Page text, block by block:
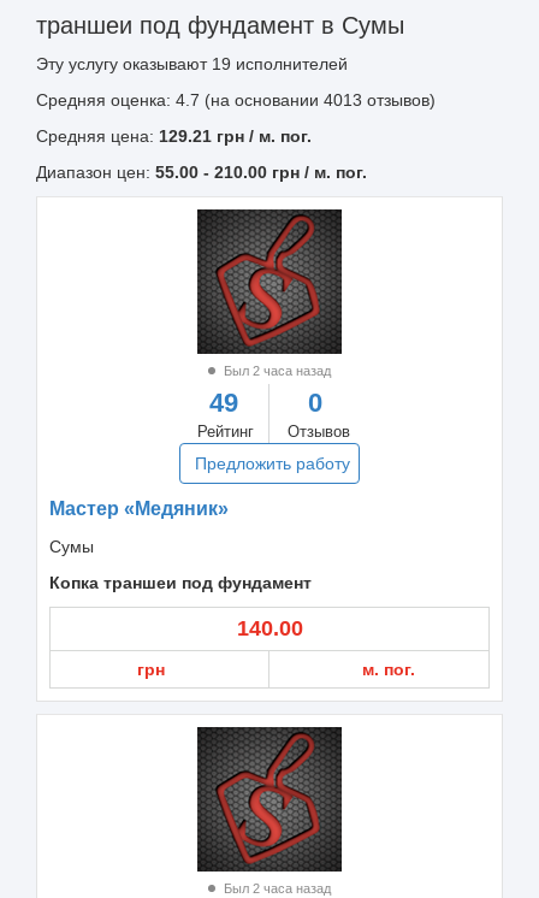
траншеи под фундамент в Сумы
Эту услугу оказывают 19 исполнителей
Средняя оценка: 4.7 (на основании 4013 отзывов)
Средняя цена: 129.21 грн / м. пог.
Диапазон цен: 55.00 - 210.00 грн / м. пог.
Был 2 часа назад
49
Рейтинг
0
Отзывов
Предложить работу
Мастер «Медяник»
Сумы
Копка траншеи под фундамент
140.00
грн м. пог.
Был 2 часа назад